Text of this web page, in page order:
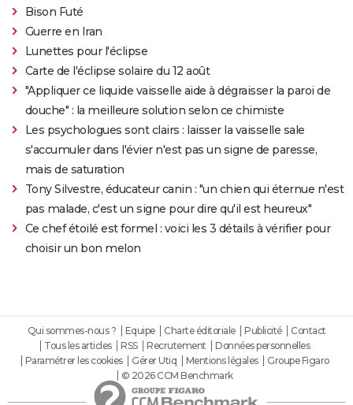
Bison Futé
Guerre en Iran
Lunettes pour l'éclipse
Carte de l'éclipse solaire du 12 août
"Appliquer ce liquide vaisselle aide à dégraisser la paroi de
douche" : la meilleure solution selon ce chimiste
Les psychologues sont clairs : laisser la vaisselle sale
s'accumuler dans l'évier n'est pas un signe de paresse,
mais de saturation
Tony Silvestre, éducateur canin : "un chien qui éternue n'est
pas malade, c'est un signe pour dire qu'il est heureux"
Ce chef étoilé est formel : voici les 3 détails à vérifier pour
choisir un bon melon
Qui sommes-nous ? Equipe Charte éditoriale Publicité
Contact
Tous les articles
RSS Recrutement
Données personnelles
Paramétrer les cookies
Gérer Utiq Mentions légales
Groupe Figaro
© 2026 CCM Benchmark